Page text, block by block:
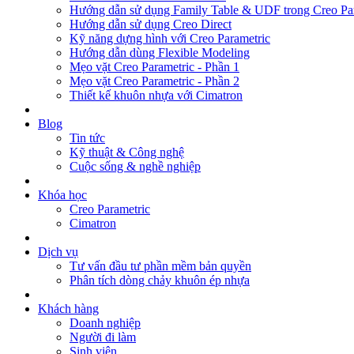
Hướng dẫn sử dụng Family Table & UDF trong Creo
Hướng dẫn sử dụng Creo Direct
Kỹ năng dựng hình với Creo Parametric
Hướng dẫn dùng Flexible Modeling
Mẹo vặt Creo Parametric - Phần 1
Mẹo vặt Creo Parametric - Phần 2
Thiết kế khuôn nhựa với Cimatron
Blog
Tin tức
Kỹ thuật & Công nghệ
Cuộc sống & nghề nghiệp
Khóa học
Creo Parametric
Cimatron
Dịch vụ
Tư vấn đầu tư phần mềm bản quyền
Phân tích dòng chảy khuôn ép nhựa
Khách hàng
Doanh nghiệp
Người đi làm
Sinh viên